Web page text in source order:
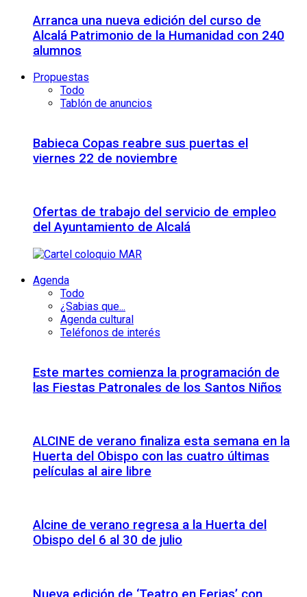
Arranca una nueva edición del curso de
Alcalá Patrimonio de la Humanidad con 240
alumnos
Propuestas
Todo
Tablón de anuncios
Babieca Copas reabre sus puertas el
viernes 22 de noviembre
Ofertas de trabajo del servicio de empleo
del Ayuntamiento de Alcalá
Agenda
Todo
¿Sabias que...
Agenda cultural
Teléfonos de interés
Este martes comienza la programación de
las Fiestas Patronales de los Santos Niños
ALCINE de verano finaliza esta semana en la
Huerta del Obispo con las cuatro últimas
películas al aire libre
Alcine de verano regresa a la Huerta del
Obispo del 6 al 30 de julio